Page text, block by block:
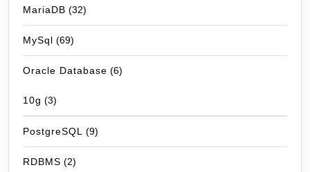
MariaDB (32)
MySql (69)
Oracle Database (6)
10g (3)
PostgreSQL (9)
RDBMS (2)